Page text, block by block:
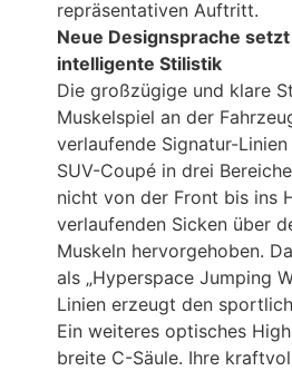
repräsentativen Auftritt.
Neue Designsprache
intelligente Stilistik
Die großzügige und klare
Muskelspiel an der
verlaufende Signatur-
SUV-Coupé in drei
nicht von der Front bis ins
verlaufenden Sicken über
Muskeln hervorgehoben.
als „Hyperspace Jumping
Linien erzeugt den
Ein weiteres optisches
breite C-Säule. Ihre